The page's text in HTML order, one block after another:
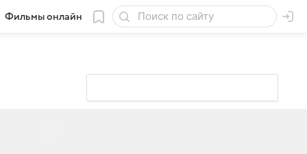
Фильмы онлайн